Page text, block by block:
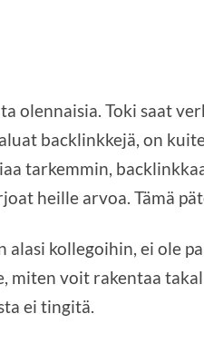
olennaisia. Toki saat
backlinkkejä, on
tarkemmin,
heille arvoa. Tämä
kollegoihin, ei ole
miten voit rakentaa
ei tingitä.